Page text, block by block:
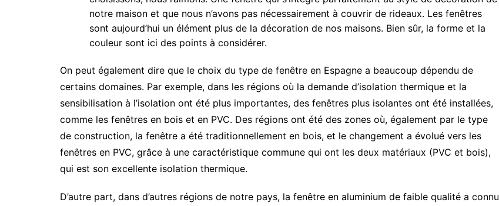
notre maison et que nous n’avons pas nécessairement à couvrir de rideaux. Les fenêtres
sont aujourd’hui un élément plus de la décoration de nos maisons. Bien sûr, la forme et la
couleur sont ici des points à considérer.
On peut également dire que le choix du type de fenêtre en Espagne a beaucoup dépendu de
certains domaines. Par exemple, dans les régions où la demande d’isolation thermique et la
sensibilisation à l’isolation ont été plus importantes, des fenêtres plus isolantes ont été installées,
comme les fenêtres en bois et en PVC. Des régions ont été des zones où, également par le type
de construction, la fenêtre a été traditionnellement en bois, et le changement a évolué vers les
fenêtres en PVC, grâce à une caractéristique commune qui ont les deux matériaux (PVC et bois),
qui est son excellente isolation thermique.
D’autre part, dans d’autres régions de notre pays, la fenêtre en aluminium de faible qualité a connu